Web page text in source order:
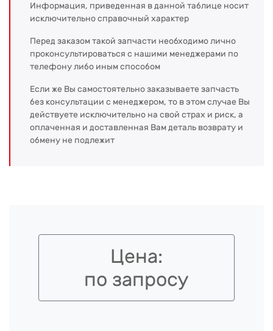
Информация, приведенная в данной таблице носит
исключительно справочный характер
Перед заказом такой запчасти необходимо лично
проконсультироваться с нашими менеджерами по
телефону либо иным способом
Если же Вы самостоятельно заказываете запчасть
без консультации с менеджером, то в этом случае Вы
действуете исключительно на свой страх и риск, а
оплаченная и доставленная Вам деталь возврату и
обмену не подлежит
Цена:
по запросу